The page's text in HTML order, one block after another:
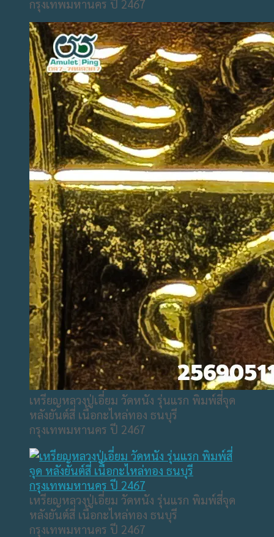
กรุงเทพมหานคร ปี 2467
เหรียญหลวงปู่เอี่ยม วัดหนัง รุ่นแรก พิมพ์สี่จุด
หลังยันต์สี่ เนื้อกะไหล่ทอง ธนบุรี
กรุงเทพมหานคร ปี 2467
เหรียญหลวงปู่เอี่ยม วัดหนัง รุ่นแรก พิมพ์สี่จุด
หลังยันต์สี่ เนื้อกะไหล่ทอง ธนบุรี
กรุงเทพมหานคร ปี 2467